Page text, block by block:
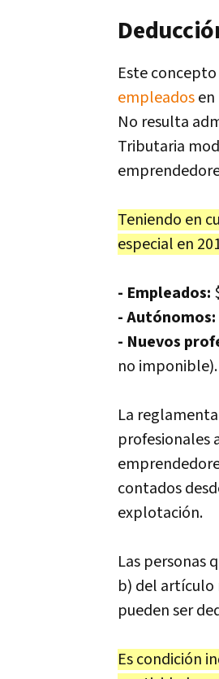
Este
empleados
No resulta
Tributaria
Teniendo en
especial en
- Empleados:
- Autónomos:
- Nuevos
no imponible).
La
profesionales
contados
explotación.
Las personas
b) del artículo
pueden ser
Es condición